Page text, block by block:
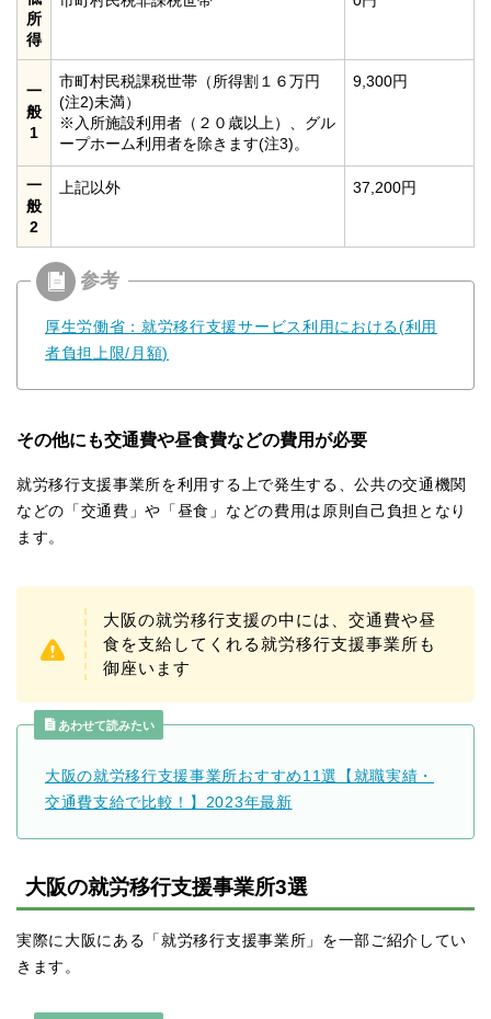
所
得
一
般
1
市町村民税課税世帯（所得割１６万円
(注2)未満）
※入所施設利用者（２０歳以上）、グル
ープホーム利用者を除きます(注3)。
9,300円
一
般
2
上記以外 37,200円
厚生労働省：就労移行支援サービス利用における(利用
者負担上限/月額)
その他にも交通費や昼食費などの費用が必要
就労移行支援事業所を利用する上で発生する、公共の交通機関
などの「交通費」や「昼食」などの費用は原則自己負担となり
ます。
大阪の就労移行支援の中には、交通費や昼
食を支給してくれる就労移行支援事業所も
御座います
あわせて読みたい
大阪の就労移行支援事業所おすすめ11選【就職実績・
交通費支給で比較！】2023年最新
大阪の就労移行支援事業所3選
実際に大阪にある「就労移行支援事業所」を一部ご紹介してい
きます。